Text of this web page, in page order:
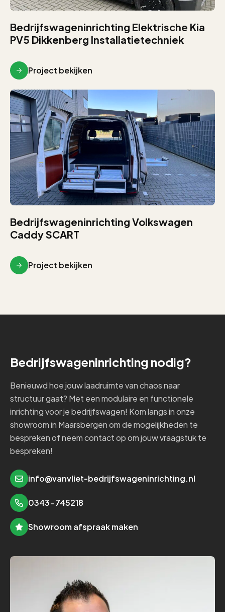
Bedrijfswageninrichting Elektrische Kia
PV5 Dikkenberg Installatietechniek
Project bekijken
Bedrijfswageninrichting Volkswagen
Caddy SCART
Project bekijken
Bedrijfswageninrichting nodig?
Benieuwd hoe jouw laadruimte van chaos naar
structuur gaat? Met een modulaire en functionele
inrichting voor je bedrijfswagen! Kom langs in onze
showroom in Maarsbergen om de mogelijkheden te
bespreken of neem contact op om jouw vraagstuk te
bespreken!
info@vanvliet-bedrijfswageninrichting.nl
0343-745218
Showroom afspraak maken